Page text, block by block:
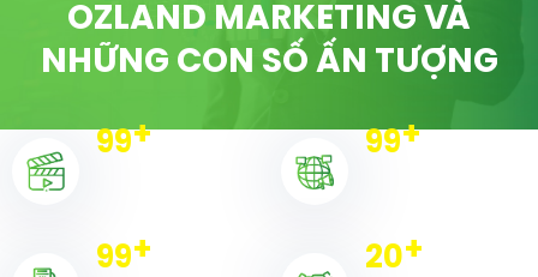
OZLAND MARKETING VÀ
NHỮNG CON SỐ ẤN TƯỢNG
100+ 100+
100+ 20+